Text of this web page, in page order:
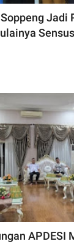
Jadi
APDESI